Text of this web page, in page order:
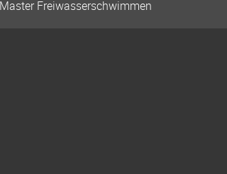
Freiwasserschwimmen